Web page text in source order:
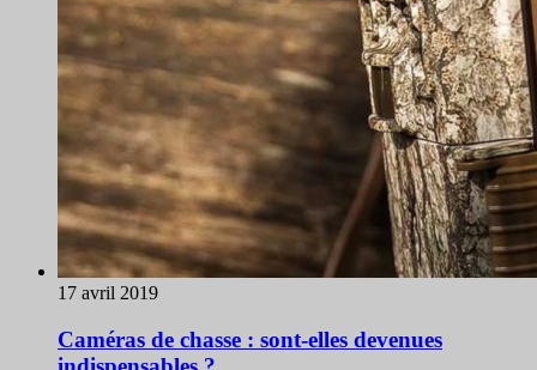
17 avril 2019
Caméras de chasse : sont-elles devenues